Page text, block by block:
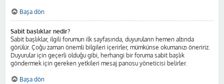
Başa dön
Sabit başlıklar nedir?
Sabit başlıklar, ilgili forumun ilk sayfasında, duyuruların hemen altında
görülür. Çoğu zaman önemli bilgileri içerirler, mümkünse okumanızı öneririz.
Duyurular için geçerli olduğu gibi, herhangi bir foruma sabit başlık
göndermek için gereken yetkileri mesaj panosu yöneticisi belirler.
Başa dön